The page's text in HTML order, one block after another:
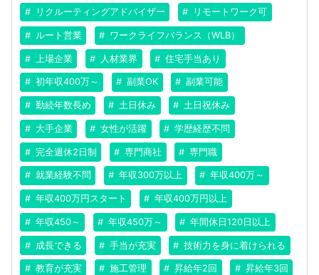
リクルーティングアドバイザー リモートワーク可
ルート営業 ワークライフバランス（WLB）
上場企業 人材業界 住宅手当あり
初年収400万～ 副業OK 副業可能
勤続年数長め 土日休み 土日祝休み
大手企業 女性が活躍 学歴経歴不問
完全週休2日制 専門商社 専門職
就業経験不問 年収300万以上 年収400万～
年収400万円スタート 年収400万円以上
年収450～ 年収450万～ 年間休日120日以上
成長できる 手当が充実 技術力を身に着けられる
教育が充実 施工管理 昇給年2回 昇給年3回